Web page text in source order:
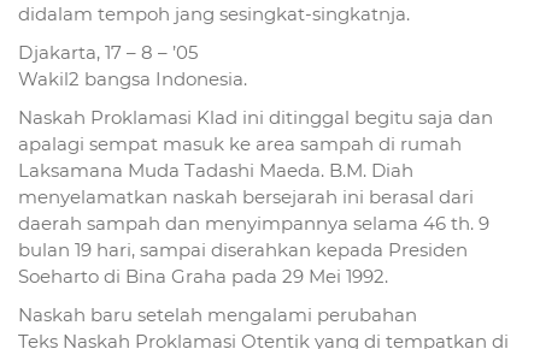
didalam tempoh jang sesingkat-singkatnja.
Djakarta, 17 – 8 – ’05
Wakil2 bangsa Indonesia.
Naskah Proklamasi Klad ini ditinggal begitu saja dan
apalagi sempat masuk ke area sampah di rumah
Laksamana Muda Tadashi Maeda. B.M. Diah
menyelamatkan naskah bersejarah ini berasal dari
daerah sampah dan menyimpannya selama 46 th. 9
bulan 19 hari, sampai diserahkan kepada Presiden
Soeharto di Bina Graha pada 29 Mei 1992.
Naskah baru setelah mengalami perubahan
Teks Naskah Proklamasi Otentik yang di tempatkan di